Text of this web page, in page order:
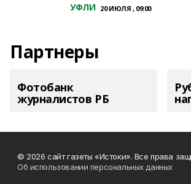
УФЛИ 20 ИЮЛЯ , 09:00
Партнеры
Фотобанк
журналистов РБ
© 2026 сайт газеты «Истоки». Все права
Об использовании персональных данных